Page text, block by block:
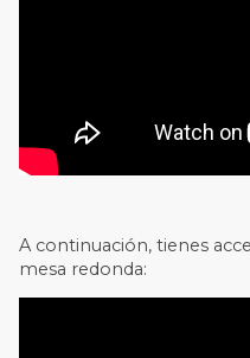
A continuación, tienes
mesa redonda: